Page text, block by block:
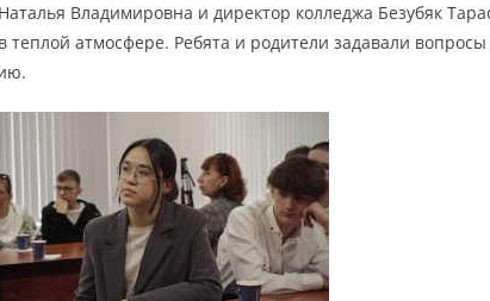
Владимировна и директор колледжа Безубяк
атмосфере. Ребята и родители задавали вопросы